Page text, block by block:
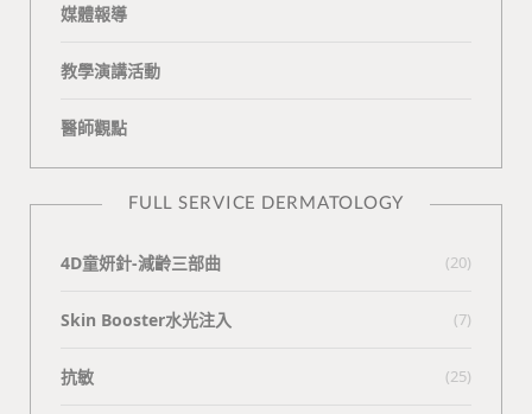
媒體報導
教學演講活動
醫師觀點
FULL SERVICE DERMATOLOGY
4D童妍針-減齡三部曲 (20)
Skin Booster水光注入 (7)
抗敏 (25)